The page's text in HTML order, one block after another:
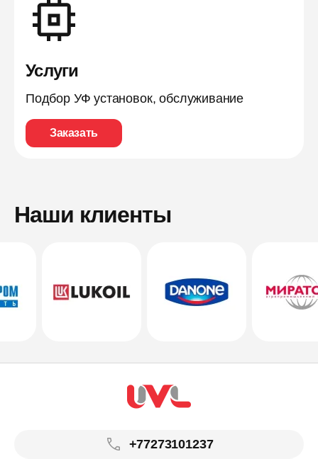
Услуги
Подбор УФ установок, обслуживание
Заказать
Наши клиенты
+77273101237